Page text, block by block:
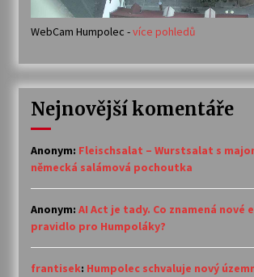
WebCam Humpolec -více pohledů
Nejnovější komentáře
Anonym: Fleischsalat – Wurstsalat s
německá salámová pochoutka
Anonym: AI Act je tady. Co znamená nové
pravidlo pro Humpoláky?
frantisek: Humpolec schvaluje nový